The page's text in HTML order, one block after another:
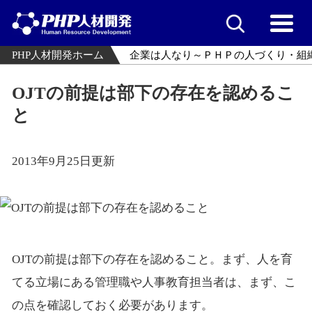
PHP人材開発ホーム 企業は人なり～ＰＨＰの人づくり・組
OJTの前提は部下の存在を認めるこ
と
2013年9月25日更新
OJTの前提は部下の存在を認めること。まず、人を育
てる立場にある管理職や人事教育担当者は、まず、こ
の点を確認しておく必要があります。